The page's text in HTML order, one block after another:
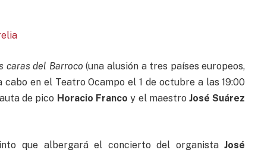
caras del Barroco (una alusión a tres países europeos,
en el Teatro Ocampo el 1 de octubre a las 19:00
de pico Horacio Franco y el maestroJosé Suárez
que albergará el concierto del organistaJosé